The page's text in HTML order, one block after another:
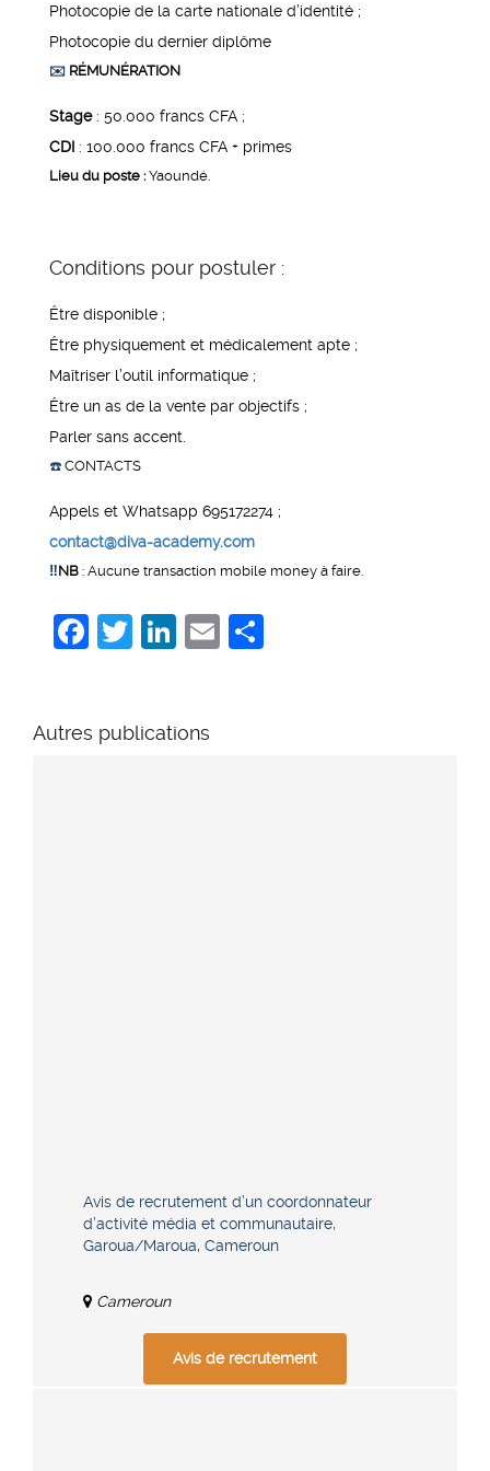
Photocopie de la carte nationale d’identité ;
Photocopie du dernier diplôme
✉️ RÉMUNÉRATION
Stage: 50.000 francs CFA ;
CDI : 100.000 francs CFA + primes
Lieu du poste :Yaoundé.
Conditions pour postuler :
Être disponible ;
Être physiquement et médicalement apte ;
Maîtriser l’outil informatique ;
Être un as de la vente par objectifs ;
Parler sans accent.
☎️ CONTACTS
Appels et Whatsapp 695172274 ;
contact@diva-academy.com
‼️NB : Aucune transaction mobile money à faire.
Facebook
Twitter
LinkedIn
Email
Autres publications
Avis de recrutement d’un coordonnateur
d’activité média et communautaire,
Garoua/Maroua, Cameroun
Cameroun
Avis de recrutement